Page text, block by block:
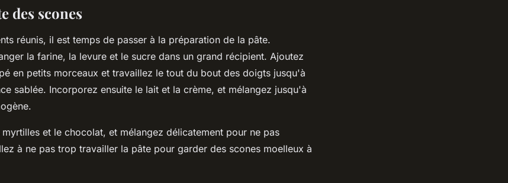
des scones
réunis, il est temps de passer à la préparation de la pâte.
la farine, la levure et le sucre dans un grand récipient. Ajoutez
en petits morceaux et travaillez le tout du bout des doigts jusqu'à
sablée. Incorporez ensuite le lait et la crème, et mélangez jusqu'à
et le chocolat, et mélangez délicatement pour ne pas
à ne pas trop travailler la pâte pour garder des scones moelleux à